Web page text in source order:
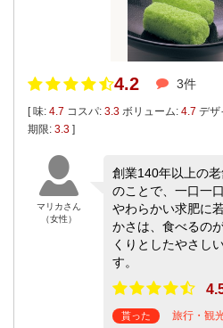
4.2 3件
[ 味: 4.7 コスパ: 3.3 ボリューム: 4.7 デザ
期限: 3.3 ]
マリカさん
（女性）
創業140年以上の
のことで、一口一
やわらかい求肥に
かさは、食べるの
くりとしたやさし
す。
貰った 旅行・観